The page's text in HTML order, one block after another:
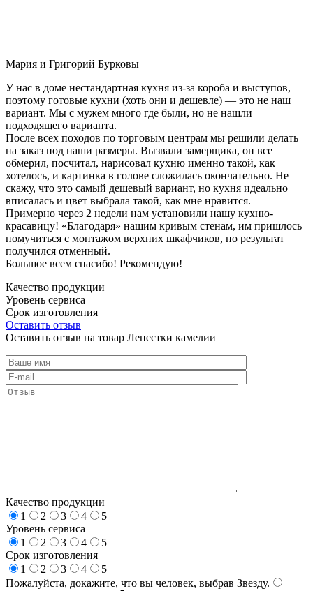
Мария и Григорий Бурковы
У нас в доме нестандартная кухня из-за короба и выступов,
поэтому готовые кухни (хоть они и дешевле) — это не наш
вариант. Мы с мужем много где были, но не нашли
подходящего варианта.
После всех походов по торговым центрам мы решили делать
на заказ под наши размеры. Вызвали замерщика, он все
обмерил, посчитал, нарисовал кухню именно такой, как
хотелось, и картинка в голове сложилась окончательно. Не
скажу, что это самый дешевый вариант, но кухня идеально
вписалась и цвет выбрала такой, как мне нравится.
Примерно через 2 недели нам установили нашу кухню-
красавицу! «Благодаря» нашим кривым стенам, им пришлось
помучиться с монтажом верхних шкафчиков, но результат
получился отменный.
Большое всем спасибо! Рекомендую!
Качество продукции
Уровень сервиса
Срок изготовления
Оставить отзыв
Оставить отзыв на товар Лепестки камелии
Качество продукции
1
2 3 4
5
Уровень сервиса
1
2 3 4
5
Срок изготовления
1
2 3 4
5
Пожалуйста, докажите, что вы человек, выбрав Звезду.